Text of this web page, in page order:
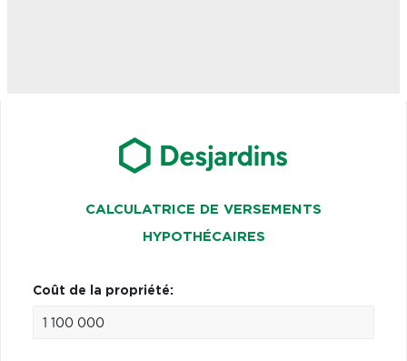
CALCULATRICE DE VERSEMENTS
HYPOTHÉCAIRES
Coût de la propriété: